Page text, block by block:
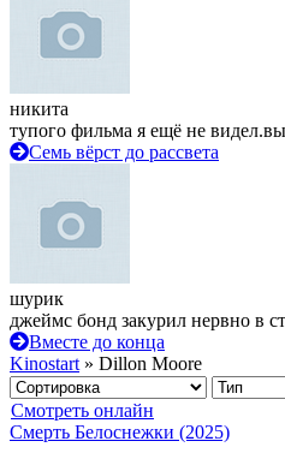
никита
тупого фильма я ещё не
Семь вёрст до рассвета
шурик
джеймс бонд закурил нервно в
Вместе до конца
Kinostart » Dillon Moore
Смотреть онлайн
Смерть Белоснежки (2025)